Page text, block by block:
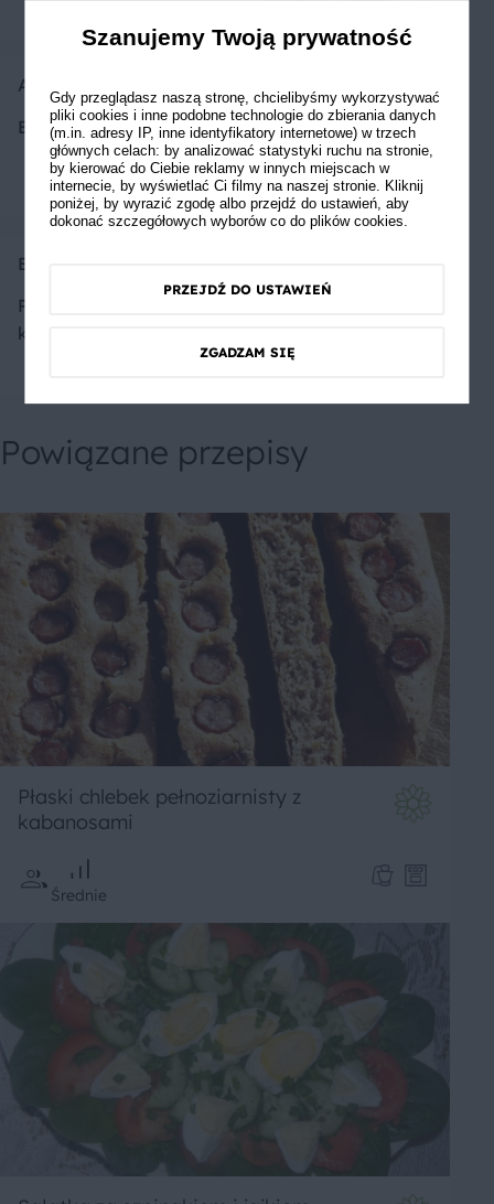
Aleksandra J
Bardzo dobry koktajl 😊
Ewusia1222
Pyszny- warto jeść takie
koktajle
Powiązane przepisy
Płaski chlebek pełnoziarnisty z
kabanosami
Średnie
Szanujemy Twoją prywatność
Gdy przeglądasz naszą stronę, chcielibyśmy wykorzystywać
pliki cookies i inne podobne technologie do zbierania danych
(m.in. adresy IP, inne identyfikatory internetowe) w trzech
głównych celach: by analizować statystyki ruchu na stronie,
by kierować do Ciebie reklamy w innych miejscach w
internecie, by wyświetlać Ci filmy na naszej stronie. Kliknij
poniżej, by wyrazić zgodę albo przejdź do ustawień, aby
dokonać szczegółowych wyborów co do plików cookies.
PRZEJDŹ DO USTAWIEŃ
ZGADZAM SIĘ